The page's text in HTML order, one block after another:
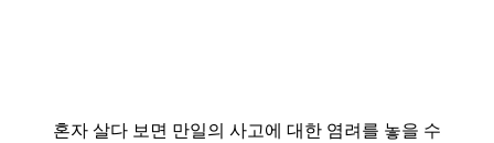
혼자 살다 보면 만일의 사고에 대한 염려를 놓을 수